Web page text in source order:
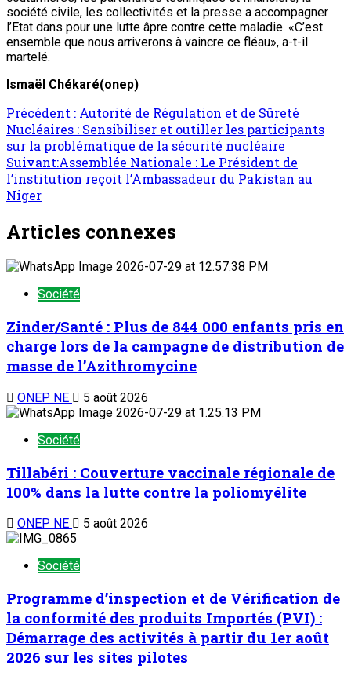
société civile, les collectivités et la presse a accompagner
l’Etat dans pour une lutte âpre contre cette maladie. «C’est
ensemble que nous arriverons à vaincre ce fléau», a-t-il
martelé.
Ismaël Chékaré(onep)
Précédent : Autorité de Régulation et de Sûreté
Nucléaires : Sensibiliser et outiller les participants
sur la problématique de la sécurité nucléaire
Suivant:Assemblée Nationale : Le Président de
l’institution reçoit l’Ambassadeur du Pakistan au
Niger
Articles connexes
Société
Zinder/Santé : Plus de 844 000 enfants pris en
charge lors de la campagne de distribution de
masse de l’Azithromycine
ONEP NE 5 août 2026
Société
Tillabéri : Couverture vaccinale régionale de
100% dans la lutte contre la poliomyélite
ONEP NE 5 août 2026
Société
Programme d’inspection et de Vérification de
la conformité des produits Importés (PVI) :
Démarrage des activités à partir du 1er août
2026 sur les sites pilotes